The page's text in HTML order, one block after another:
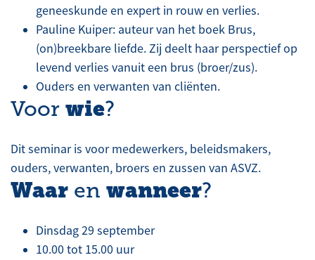
geneeskunde en expert in rouw en verlies.
Pauline Kuiper: auteur van het boek Brus,
(on)breekbare liefde. Zij deelt haar perspectief op
levend verlies vanuit een brus (broer/zus).
Ouders en verwanten van cliënten.
Voor wie?
Dit seminar is voor medewerkers, beleidsmakers,
ouders, verwanten, broers en zussen van ASVZ.
Waar en wanneer?
Dinsdag 29 september
10.00 tot 15.00 uur